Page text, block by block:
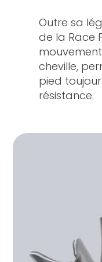
Outre sa
de la Race
cheville,
pied
résistance.